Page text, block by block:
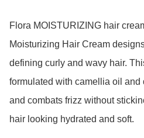
Flora MOISTURIZING hair
Moisturizing Hair Cream
defining curly and wavy hair.
formulated with camellia oil
and combats frizz without
hair looking hydrated and soft.